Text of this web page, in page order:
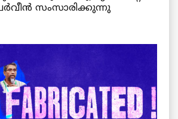
പർവീൻ സംസാരിക്കുന്നു